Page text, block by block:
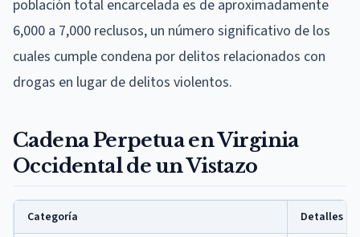
población total encarcelada es de aproximadamente
6,000 a 7,000 reclusos, un número significativo de los
cuales cumple condena por delitos relacionados con
drogas en lugar de delitos violentos.
Cadena Perpetua en Virginia
Occidental de un Vistazo
Categoría Detalles